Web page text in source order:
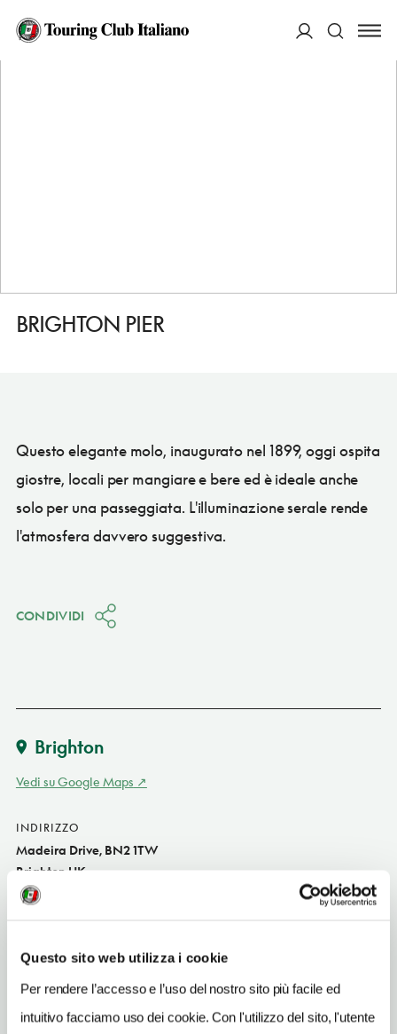
Questo sito web utilizza i cookie
Per rendere l’accesso e l’uso del nostro sito più facile ed
intuitivo facciamo uso dei cookie. Con l'utilizzo del sito, l'utente
HOME
BRIGHTON PIER
Questo elegante molo, inaugurato nel 1899, oggi ospita
giostre, locali per mangiare e bere ed è ideale anche
solo per una passeggiata. L'illuminazione serale rende
l'atmosfera davvero suggestiva.
CONDIVIDI
Brighton
Vedi su Google Maps
INDIRIZZO
Madeira Drive, BN2 1TW
Brighton UK
SITO WEB
INDIRIZZO EMAIL
info@brightonpalacepier.co.uk
TELEFONO